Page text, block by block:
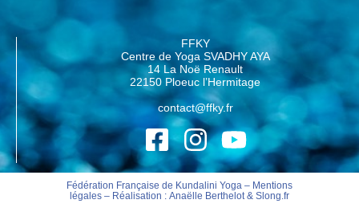
FFKY
Centre de Yoga SVADHY AYA
14 La Noë Renault
22150 Ploeuc l’Hermitage
contact@ffky.fr
Fédération Française de Kundalini Yoga – Mentions
légales– Réalisation : Anaëlle Berthelot& Slong.fr